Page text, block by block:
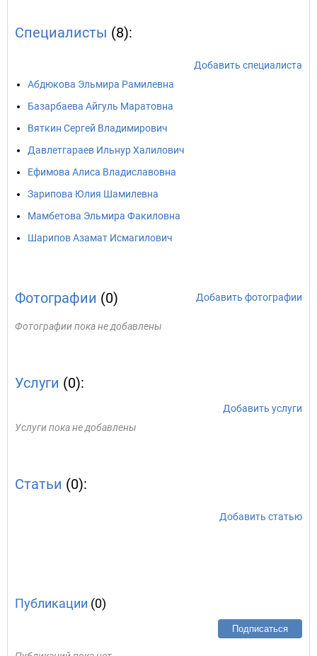
Специалисты (8):
Добавить специалиста
Абдюкова Эльмира Рамилевна
Базарбаева Айгуль Маратовна
Вяткин Сергей Владимирович
Давлетгараев Ильнур Халилович
Ефимова Алиса Владиславовна
Зарипова Юлия Шамилевна
Мамбетова Эльмира Факиловна
Шарипов Азамат Исмагилович
Фотографии (0) Добавить фотографии
Фотографии пока не добавлены
Услуги (0):
Добавить услуги
Услуги пока не добавлены
Статьи (0):
Добавить статью
Публикации (0)
Подписаться